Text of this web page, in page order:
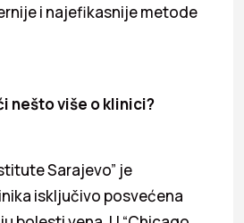
i najefikasnije metode
nešto više o klinici?
Sarajevo” je
isključivo posvećena